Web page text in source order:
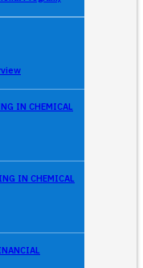
IN CHEMICAL
IN CHEMICAL